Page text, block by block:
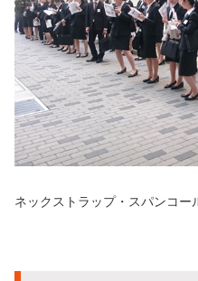
ネックストラップ・スパンコー